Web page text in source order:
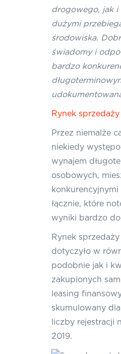
drogowego, jak i
dużymi
środowiska.
świadomy i
bardzo
Rynek
Przez niemalże
niekiedy
wynajem
osobowych,
łącznie, które
wyniki bardzo
Rynek
dotyczyło w
podobnie jak i
zakupionych
leasing
skumulowany
liczby rejestracji
2019.